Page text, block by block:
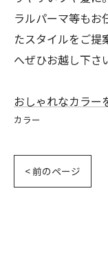
ラルパーマ等もお
たスタイルをご提
へぜひお越し下さ
おしゃれなカラー
カラー
< 前のページ